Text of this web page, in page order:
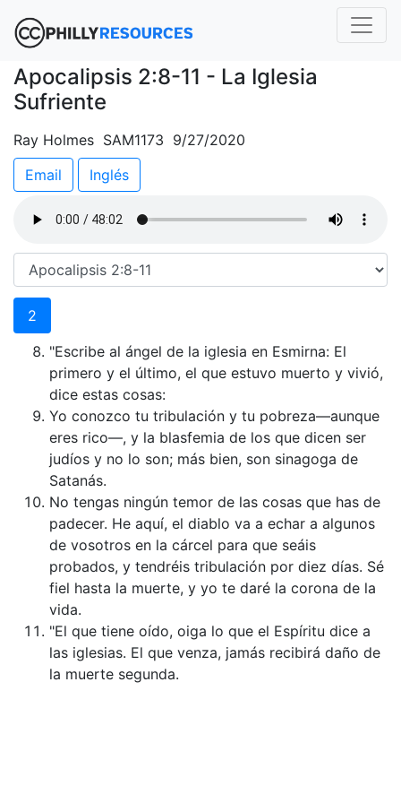
Apocalipsis 2:8-11 - La Iglesia
Sufriente
Ray Holmes SAM1173 9/27/2020
Email
Inglés
2
"Escribe al ángel de la iglesia en Esmirna: El
primero y el último, el que estuvo muerto y vivió,
dice estas cosas:
Yo conozco tu tribulación y tu pobreza—aunque
eres rico—, y la blasfemia de los que dicen ser
judíos y no lo son; más bien, son sinagoga de
Satanás.
No tengas ningún temor de las cosas que has de
padecer. He aquí, el diablo va a echar a algunos
de vosotros en la cárcel para que seáis
probados, y tendréis tribulación por diez días. Sé
fiel hasta la muerte, y yo te daré la corona de la
vida.
"El que tiene oído, oiga lo que el Espíritu dice a
las iglesias. El que venza, jamás recibirá daño de
la muerte segunda.